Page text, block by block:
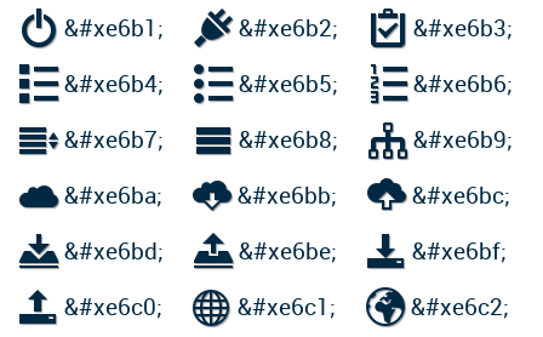
 &#xe6b1; &#xe6b2;  &#xe6b3;
&#xe6b4; &#xe6b5; &#xe6b6;
&#xe6b7;  &#xe6b8; &#xe6b9;
&#xe6ba; &#xe6bb; &#xe6bc;
&#xe6bd; &#xe6be;  &#xe6bf;
 &#xe6c0;  &#xe6c1; &#xe6c2;